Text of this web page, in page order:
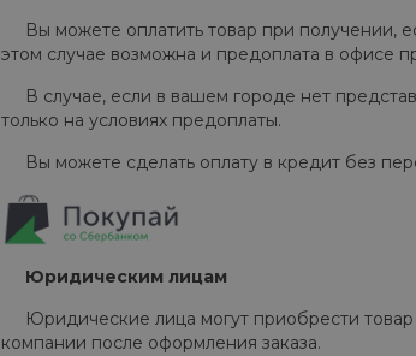
Вы можете оплатить товар при получении,
этом случае возможна и предоплата в офисе
В случае, если в вашем городе нет
только на условиях предоплаты.
Вы можете сделать оплату в кредит без
Юридическим лицам
Юридические лица могут приобрести
компании после оформления заказа.